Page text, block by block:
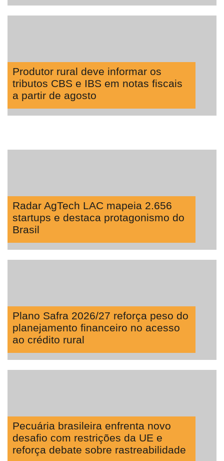
Produtor rural deve informar os
tributos CBS e IBS em notas fiscais
a partir de agosto
Radar AgTech LAC mapeia 2.656
startups e destaca protagonismo do
Brasil
Plano Safra 2026/27 reforça peso do
planejamento financeiro no acesso
ao crédito rural
Pecuária brasileira enfrenta novo
desafio com restrições da UE e
reforça debate sobre rastreabilidade